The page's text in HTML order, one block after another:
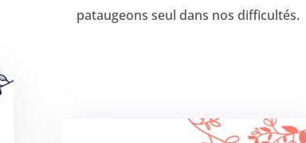
pataugeons seul dans nos difficultés.